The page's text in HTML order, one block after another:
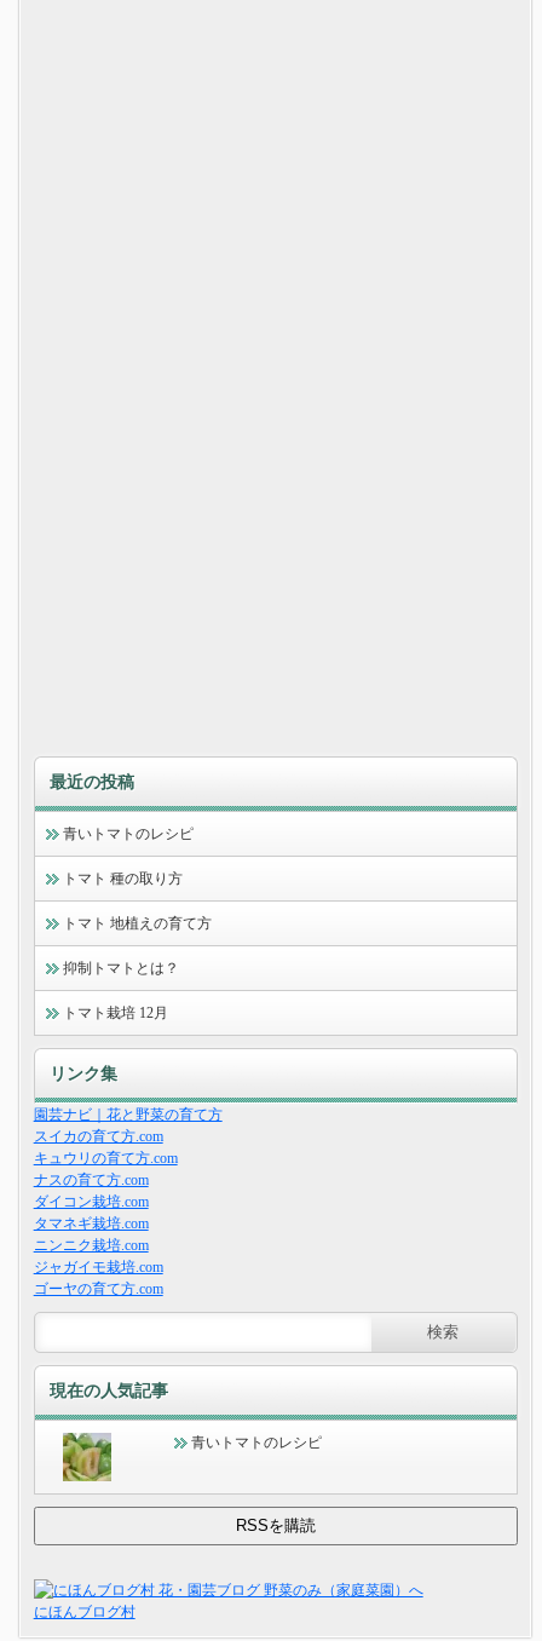
最近の投稿
青いトマトのレシピ
トマト 種の取り方
トマト 地植えの育て方
抑制トマトとは？
トマト栽培 12月
リンク集
園芸ナビ｜花と野菜の育て方
スイカの育て方.com
キュウリの育て方.com
ナスの育て方.com
ダイコン栽培.com
タマネギ栽培.com
ニンニク栽培.com
ジャガイモ栽培.com
ゴーヤの育て方.com
現在の人気記事
青いトマトのレシピ
にほんブログ村